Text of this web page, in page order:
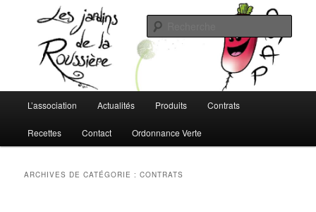
secondaireLes Jardins de la Roussière
L'AMAP de Montreuil-Juigné !
principal
L’association Actualités Produits Contrats
Recettes Contact Ordonnance Verte
ARCHIVES DE CATÉGORIE :CONTRATS